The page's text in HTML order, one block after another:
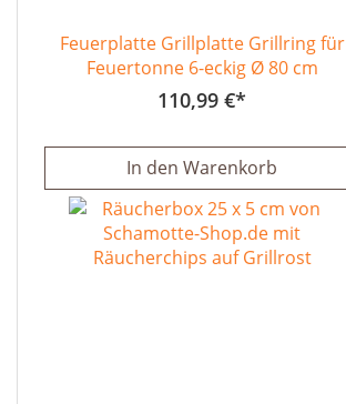
Feuerplatte Grillplatte Grillring für
Feuertonne 6-eckig Ø 80 cm
110,99 €
In den Warenkorb